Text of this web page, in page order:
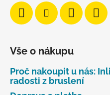
Vše o nákupu
Proč nakoupit u nás:
radosti z bruslení